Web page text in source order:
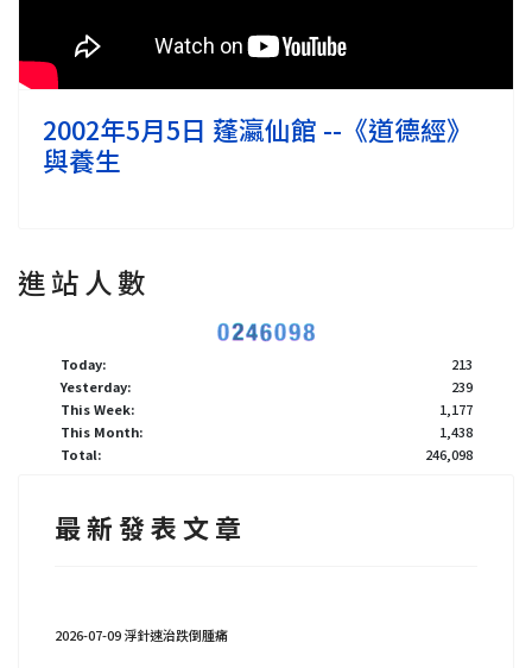
2002年5月5日 蓬瀛仙館 --《道德經》
與養生
進 站 人 數
Today:
213
Yesterday:
239
This Week:
1,177
This Month:
1,438
Total:
246,098
最 新 發 表 文 章
2026-07-09 浮針速治跌倒腫痛